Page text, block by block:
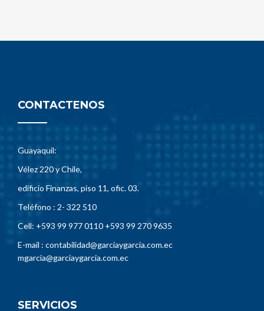
CONTACTENOS
Guayaquil:
Vélez 220 y Chile,
edificio Finanzas, piso 11, ofic. 03.
Teléfono : 2- 322 510
Cell: +593 99 977 0110 +593 99 270 9635
E-mail : contabilidad@garciaygarcia.com.ec
mgarcia@garciaygarcia.com.ec
SERVICIOS